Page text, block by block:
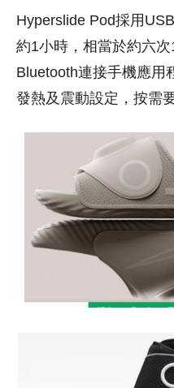
Hyperslide Pod採用
約1小時，相當於約六
Bluetooth連接手機應用
發熱及震動設定，按需